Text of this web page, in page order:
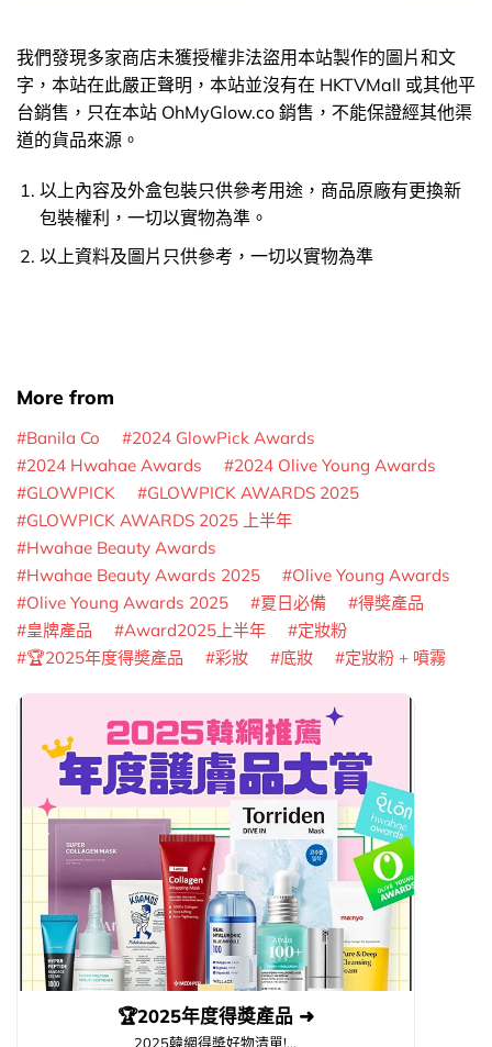
我們發現多家商店未獲授權非法盜用本站製作的圖片和文
字，本站在此嚴正聲明，本站並沒有在 HKTVMall 或其他平
台銷售，只在本站 OhMyGlow.co 銷售，不能保證經其他渠
道的貨品來源。
以上內容及外盒包裝只供參考用途，商品原廠有更換新
包裝權利，一切以實物為準。
以上資料及圖片只供參考，一切以實物為準
More from
Banila Co
2024 GlowPick Awards
2024 Hwahae Awards
2024 Olive Young Awards
GLOWPICK
GLOWPICK AWARDS 2025
GLOWPICK AWARDS 2025 上半年
Hwahae Beauty Awards
Hwahae Beauty Awards 2025
Olive Young Awards
Olive Young Awards 2025
夏日必備
得奬產品
皇牌產品
Award2025上半年
定妝粉
🏆2025年度得奬產品
彩妝 底妝 定妝粉 + 噴霧
🏆2025年度得奬產品 ➜
2025韓網得奬好物清單!...